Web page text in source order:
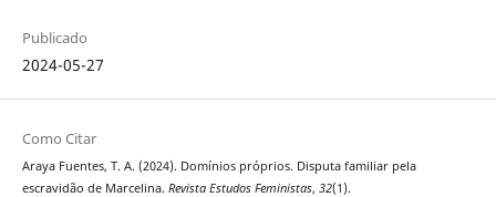
Publicado
2024-05-27
Como Citar
Araya Fuentes, T. A. (2024). Domínios próprios. Disputa familiar pela
escravidão de Marcelina. Revista Estudos Feministas, 32(1).